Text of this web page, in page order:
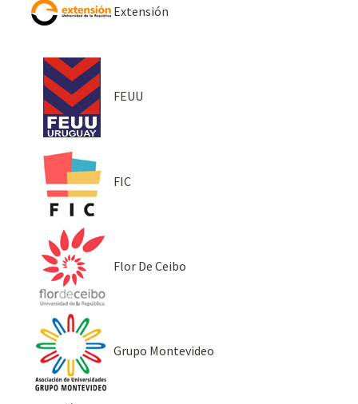
Extensión
FEUU
FIC
Flor De Ceibo
Grupo Montevideo